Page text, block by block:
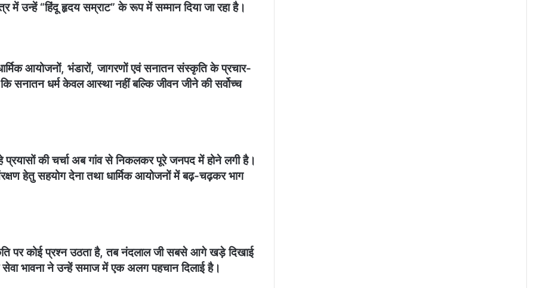
में उन्हें “हिंदू हृदय सम्राट” के रूप में सम्मान दिया जा रहा है।
आयोजनों, भंडारों, जागरणों एवं सनातन संस्कृति के प्रचार-
सनातन धर्म केवल आस्था नहीं बल्कि जीवन जीने की सर्वोच्च
प्रयासों की चर्चा अब गांव से निकलकर पूरे जनपद में होने लगी है।
हेतु सहयोग देना तथा धार्मिक आयोजनों में बढ़-चढ़कर भाग
पर कोई प्रश्न उठता है, तब नंदलाल जी सबसे आगे खड़े दिखाई
भावना ने उन्हें समाज में एक अलग पहचान दिलाई है।